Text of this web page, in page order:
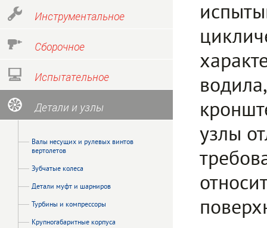
Инструментальное
Сборочное
Испытательное
Детали и узлы
Валы несущих и рулевых винтов
вертолетов
Зубчатые колеса
Детали муфт и шарниров
Турбины и компрессоры
Крупногабаритные корпуса
узлы